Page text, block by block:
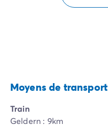
Moyens de transport
Train
Geldern : 9km